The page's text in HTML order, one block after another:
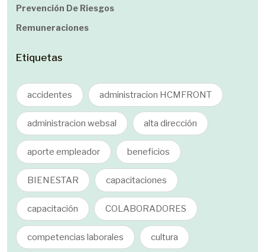
Prevención De Riesgos
Remuneraciones
Etiquetas
accidentes administracion HCMFRONT
administracion websal alta dirección
aporte empleador beneficios
BIENESTAR capacitaciones
capacitación COLABORADORES
competencias laborales cultura